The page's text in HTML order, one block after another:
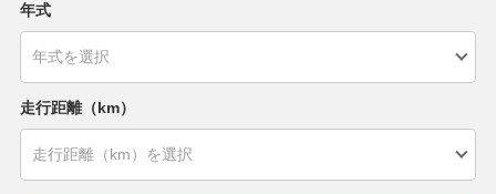
年式
走行距離（km）